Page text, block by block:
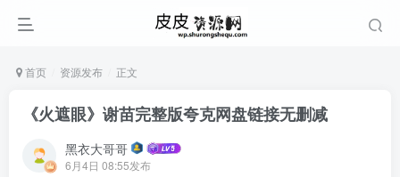
首页 资源发布 正文
《火遮眼》谢苗完整版夸克网盘链接无删减
黑衣大哥哥
6月4日 08:55发布